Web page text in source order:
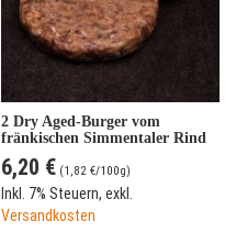
2 Dry Aged-Burger vom
fränkischen Simmentaler Rind
6,20 € (1,82 €/100g)
Inkl. 7% Steuern, exkl.
Versandkosten